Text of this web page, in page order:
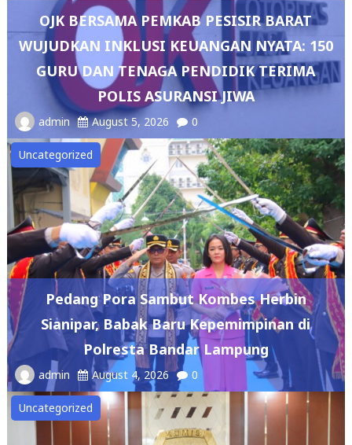
OJK BERSAMA PEMKAB PESISIR BARAT
WUJUDKAN INKLUSI KEUANGAN NYATA: 150
GURU DAN TENAGA PENDIDIK TERIMA
POLIS ASURANSI JIWA
admin August 5, 2026 0
Uncategorized
Pedang Pora Sambut Kombes Herbin
Sianipar, Babak Baru Kepemimpinan di
Polresta Bandar Lampung
admin August 4, 2026
Uncategorized